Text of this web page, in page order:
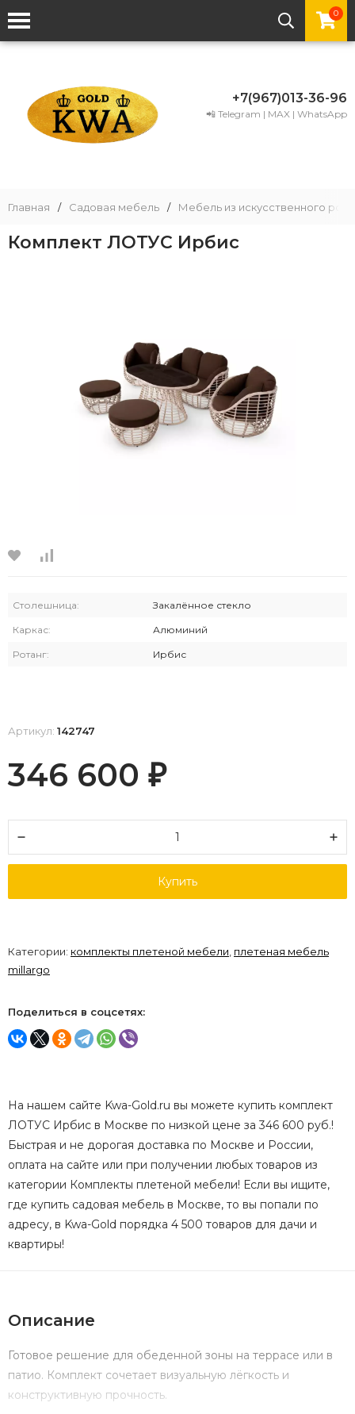
0
+7(967)013-36-96
📲 Telegram | MAX | WhatsApp
Главная / Садовая мебель / Мебель из искусственного
Комплект ЛОТУС Ирбис
Столешница: Закалённое стекло
Каркас: Алюминий
Ротанг: Ирбис
Артикул: 142747
346 600 ₽
Купить
Категории: комплекты плетеной мебели плетеная мебель
millargo
Поделиться в соцсетях:
На нашем сайте Kwa-Gold.ru вы можете купить комплект
ЛОТУС Ирбис в Москве по низкой цене за 346 600 руб.!
Быстрая и не дорогая доставка по Москве и России,
оплата на сайте или при получении любых товаров из
категории Комплекты плетеной мебели! Если вы ищите,
где купить садовая мебель в Москве, то вы попали по
адресу, в Kwa-Gold порядка 4 500 товаров для дачи и
квартиры!
Описание
Готовое решение для обеденной зоны на террасе или в
патио. Комплект сочетает визуальную лёгкость и
конструктивную прочность.